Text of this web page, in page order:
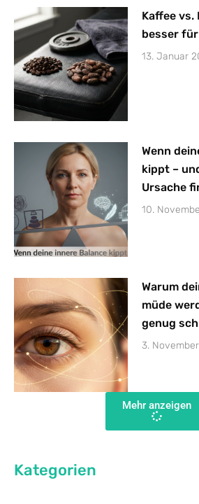
Kaffee vs.
besser
13. Januar
Wenn
kippt –
Ursache
10.
Warum
müde
genug
3.
Mehr anzeigen
Kategorien